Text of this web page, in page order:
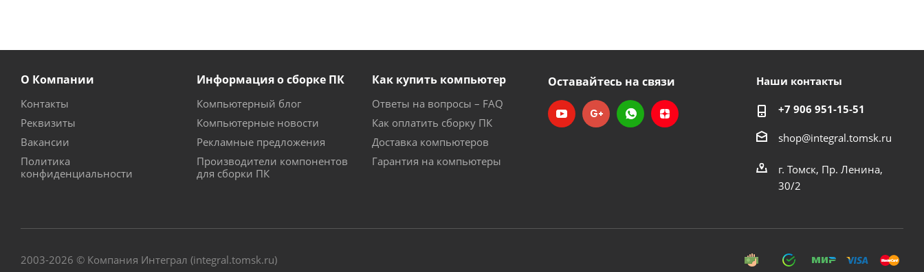
О Компании
Контакты
Реквизиты
Вакансии
Политика
конфиденциальности
Информация о сборке ПК
Компьютерный блог
Компьютерные новости
Рекламные предложения
Производители компонентов
для сборки ПК
Как купить компьютер
Ответы на вопросы – FAQ
Как оплатить сборку ПК
Доставка компьютеров
Гарантия на компьютеры
Оставайтесь на связи Наши контакты
+7 906 951-15-51
shop@integral.tomsk.ru
г. Томск, Пр. Ленина,
30/2
2003-2026 © Компания Интеграл (integral.tomsk.ru)